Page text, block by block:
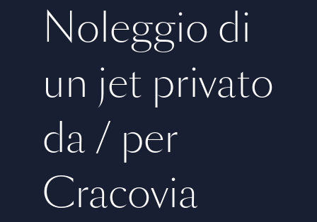
Noleggio di
un jet privato
da / per
Cracovia